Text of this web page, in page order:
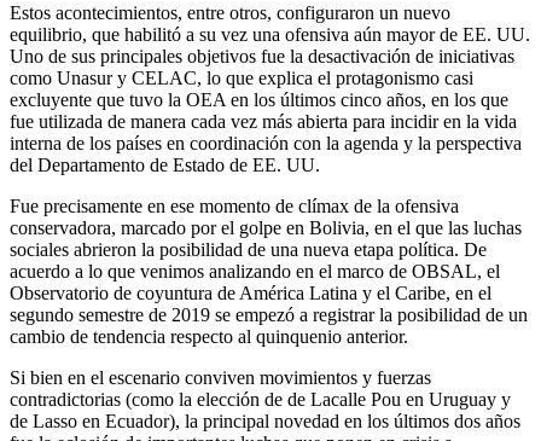
Estos acontecimientos, entre otros, configuraron un nuevo
equilibrio, que habilitó a su vez una ofensiva aún mayor de EE. UU.
Uno de sus principales objetivos fue la desactivación de iniciativas
como Unasur y CELAC, lo que explica el protagonismo casi
excluyente que tuvo la OEA en los últimos cinco años, en los que
fue utilizada de manera cada vez más abierta para incidir en la vida
interna de los países en coordinación con la agenda y la perspectiva
del Departamento de Estado de EE. UU.
Fue precisamente en ese momento de clímax de la ofensiva
conservadora, marcado por el golpe en Bolivia, en el que las luchas
sociales abrieron la posibilidad de una nueva etapa política. De
acuerdo a lo que venimos analizando en el marco de OBSAL, el
Observatorio de coyuntura de América Latina y el Caribe, en el
segundo semestre de 2019 se empezó a registrar la posibilidad de un
cambio de tendencia respecto al quinquenio anterior.
Si bien en el escenario conviven movimientos y fuerzas
contradictorias (como la elección de de Lacalle Pou en Uruguay y
de Lasso en Ecuador), la principal novedad en los últimos dos años